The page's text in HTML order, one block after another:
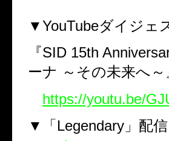
▼YouTubeダイジェ
『SID 15th
ーナ ～その未来へ～
https://youtu.be/
▼「Legendary 」配